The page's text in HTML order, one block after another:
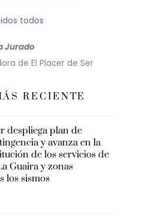
todos
Jurado
de El Placer de Ser
RECIENTE
despliega plan de
y avanza en la
de los servicios de
Guaira y zonas
los sismos